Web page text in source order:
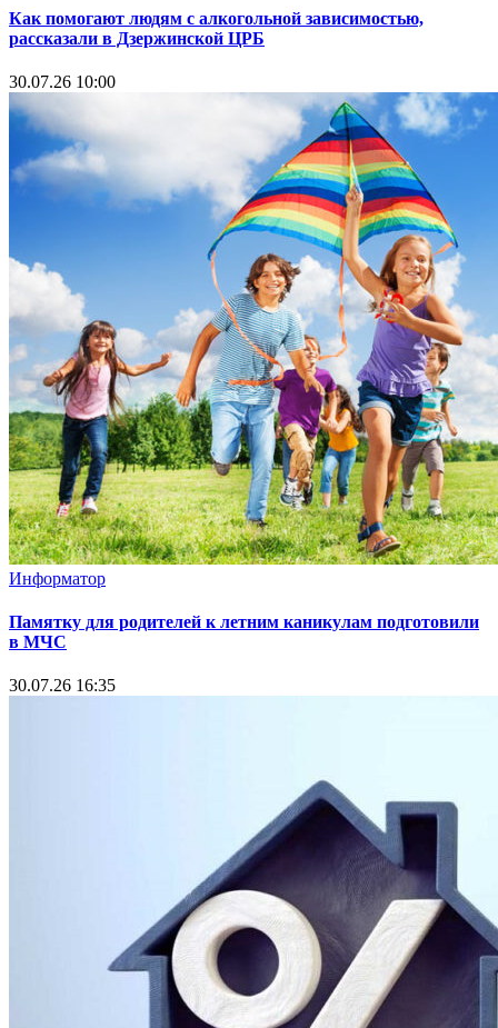
Как помогают людям с алкогольной зависимостью,
рассказали в Дзержинской ЦРБ
30.07.26 10:00
Информатор
Памятку для родителей к летним каникулам подготовили
в МЧС
30.07.26 16:35